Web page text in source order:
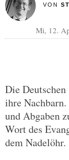
VON
Mi, 12.
Die
ihre
und Abgaben
Wort des
dem Nadelöhr.